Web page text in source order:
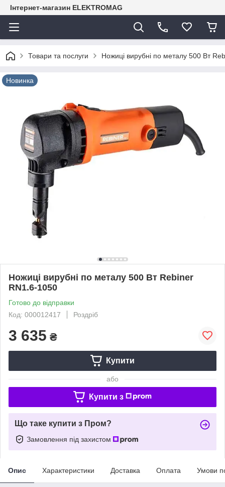
Інтернет-магазин ELEKTROMAG
Товари та послуги Ножиці вирубні по металу 500 Вт
Новинка
Ножиці вирубні по металу 500 Вт Rebiner
RN1.6-1050
Готово до відправки
Код: 000012417
Роздріб
3 635 ₴
Купити
або
Купити з
Що таке купити з Пром?
Замовлення під захистом
Опис Характеристики Доставка Оплата Умови